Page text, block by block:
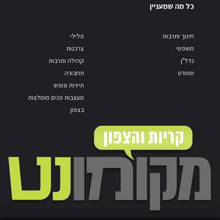
כל מה שמעניין
חינוך ותרבות
משפטי
נדל"ן
ספורט
פלילי
צרכנות
קהילה ותרבות
תחבורה
תיירות ונופש
מעצבות פנים מומלצות
בצפון